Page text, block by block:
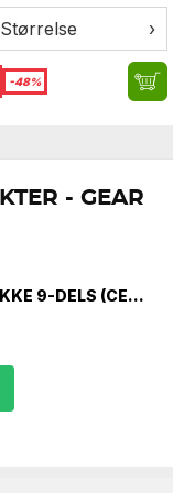
at vælge den
›
-48%
- GEAR
9-DELS (CE-